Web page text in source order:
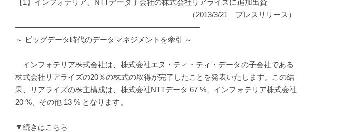
【1】インフォテリア、NTTデータ子会社の株式会社リアライズに追加出資
（2013/3/21 プレスリリース）
————————————————————————–
～ ビッグデータ時代のデータマネジメントを牽引 ～
インフォテリア株式会社は、株式会社エヌ・ティ・ティ・データの子会社である
株式会社リアライズの20％の株式の取得が完了したことを発表いたします。この結
果、リアライズの株主構成は、株式会社NTTデータ 67 %、インフォテリア株式会社
20 %、その他 13 % となります。
▼続きはこちら